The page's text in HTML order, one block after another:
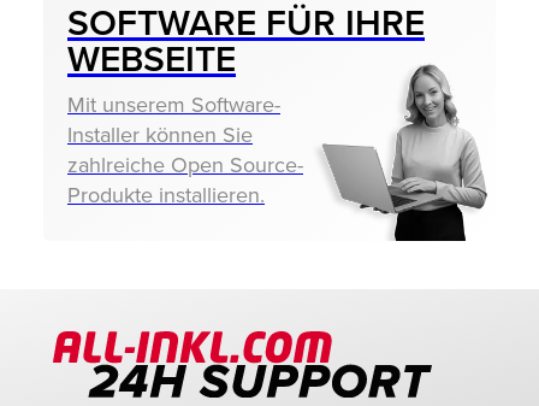
SOFTWARE FÜR IHRE
WEBSEITE
Mit unserem Software-
Installer können Sie
zahlreiche Open Source-
Produkte installieren.